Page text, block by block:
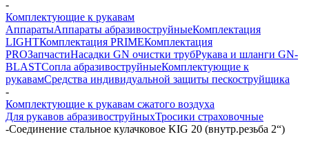
-
Комплектующие к рукавам
АппаратыАппараты абразивоструйныеКомплектация
LIGHTКомплектация PRIMEКомплектация
PROЗапчастиНасадки GN очистки трубРукава и шланги GN-
BLASTСопла абразивоструйныеКомплектующие к
рукавамСредства индивидуальной защиты пескоструйщика
-
Комплектующие к рукавам сжатого воздуха
Для рукавов абразивоструйныхТросики страховочные
-Соединение стальное кулачковое KIG 20 (внутр.резьба 2“)